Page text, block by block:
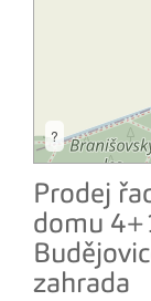
?
Prodej
domu
zahrada